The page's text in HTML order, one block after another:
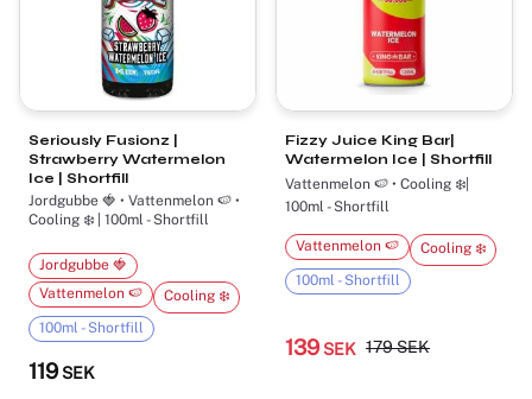
Seriously Fusionz |
Strawberry Watermelon
Ice | Shortfill
Jordgubbe 🍓 • Vattenmelon 🍉 •
Cooling ❄️ | 100ml - Shortfill
119 SEK
Jordgubbe 🍓
Vattenmelon 🍉
Cooling ❄️
100ml - Shortfill
Fizzy Juice King Bar|
Watermelon Ice | Shortfill
Vattenmelon 🍉 • Cooling ❄️|
100ml - Shortfill
139 SEK 179SEK
Vattenmelon 🍉
Cooling ❄️
100ml - Shortfill